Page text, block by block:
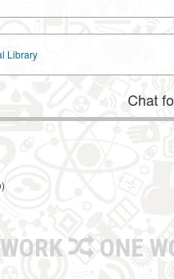
Library
Chat
)
ONE